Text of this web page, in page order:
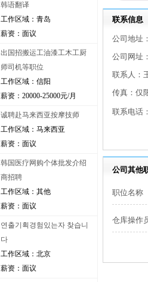
韩语翻译
工作区域：青岛
薪资：面议
出国招搬运工油漆工木工厨
师司机等职位
工作区域：信阳
薪资：20000-25000元/月
诚聘赴马来西亚按摩技师
工作区域：马来西亚
薪资：面议
韩国医疗网购个体批发介绍
商招聘
工作区域：其他
薪资：面议
연출기획경험있는자 찾습니
다
工作区域：北京
薪资：面议
联系信息
公司地址
公司网址
联系人：
传真：仅
联系电话：
公司其他
职位名称
仓库操作